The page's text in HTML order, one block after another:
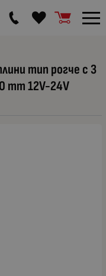
тип рогче с 3
mm 12V-24V